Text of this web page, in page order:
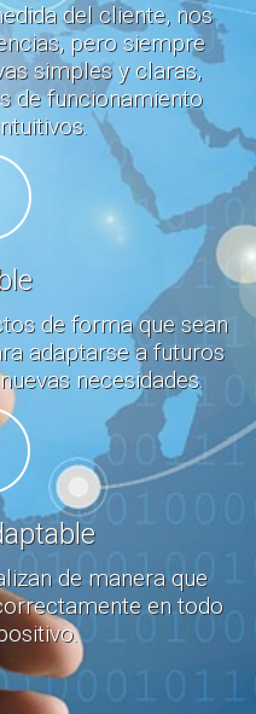
del cliente, nos
pero siempre
simples y claras,
de funcionamiento
de forma que sean
adaptarse a futuros
necesidades.
de manera que
en todo